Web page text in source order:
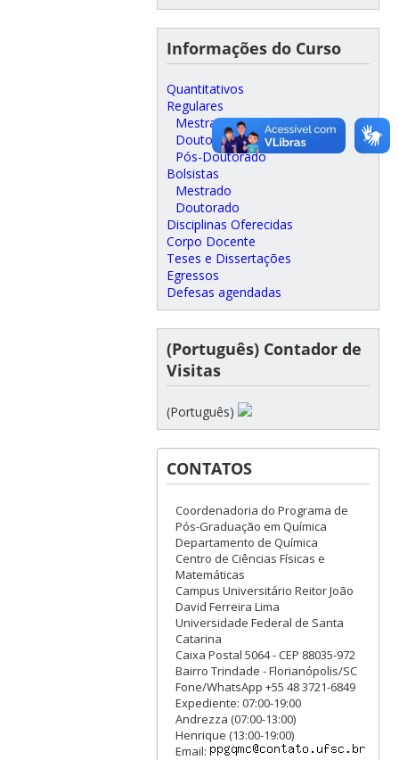
Informações do Curso
Quantitativos
Regulares
Mestrado
Doutorado
Pós-Doutorado
Bolsistas
Mestrado
Doutorado
Disciplinas Oferecidas
Corpo Docente
Teses e Dissertações
Egressos
Defesas agendadas
(Português) Contador de
Visitas
(Português)
CONTATOS
Coordenadoria do Programa de
Pós-Graduação em Química
Departamento de Química
Centro de Ciências Físicas e
Matemáticas
Campus Universitário Reitor João
David Ferreira Lima
Universidade Federal de Santa
Catarina
Caixa Postal 5064 - CEP 88035-972
Bairro Trindade - Florianópolis/SC
Fone/WhatsApp +55 48 3721-6849
Expediente: 07:00-19:00
Andrezza (07:00-13:00)
Henrique (13:00-19:00)
Email: